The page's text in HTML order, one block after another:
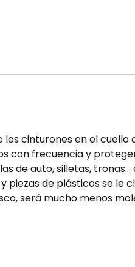
cinturones en el cuello
con frecuencia y
de auto, silletas, tronas…
piezas de plásticos se le
será mucho menos